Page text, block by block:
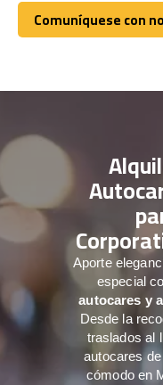
Comuníquese con
Comuníquese con
Aporte
especial
autocares y
Desde la
traslados al
autocares
cómodo en